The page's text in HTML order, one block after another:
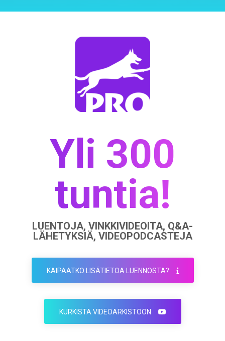
Yli 300
tuntia!
LUENTOJA, VINKKIVIDEOITA, Q&A-
LÄHETYKSIÄ, VIDEOPODCASTEJA
KAIPAATKO LISÄTIETOA LUENNOSTA?
KURKISTA VIDEOARKISTOON